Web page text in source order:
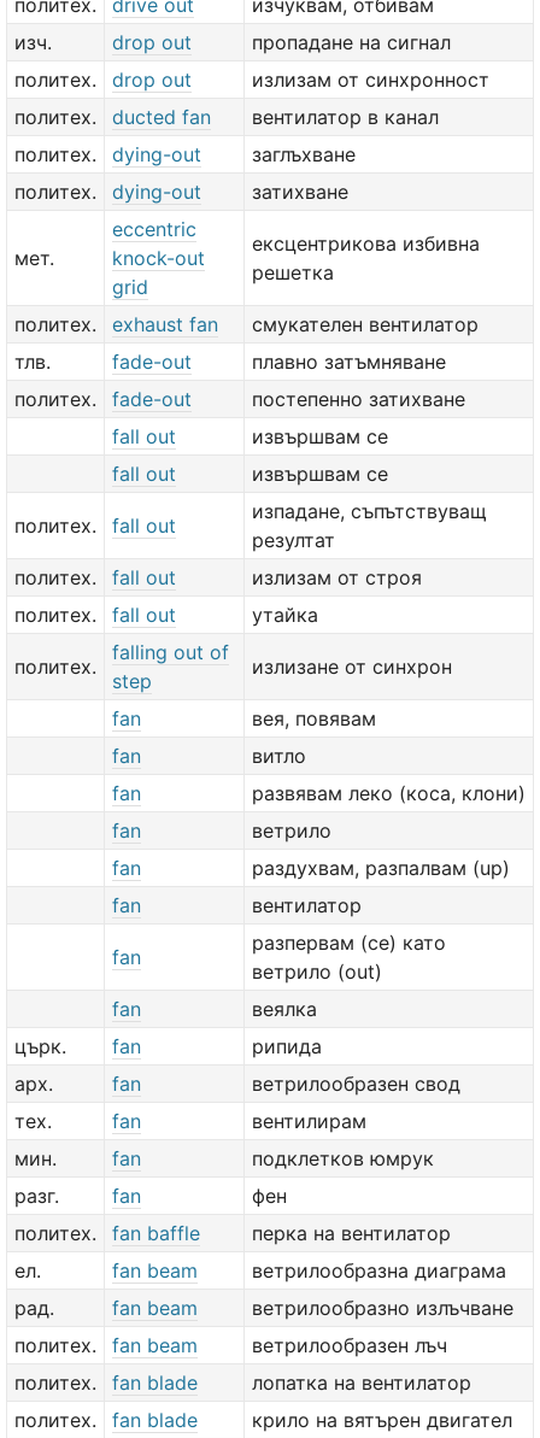
политех. drive out
изчуквам, отбивам
изч.
drop out
пропадане на сигнал
политех.
drop out
излизам от синхронност
политех.
ducted fan
вентилатор в канал
политех.
dying-out
заглъхване
политех.
dying-out затихване
мет.
eccentric
knock-out
grid
ексцентрикова избивна
решетка
политех. exhaust fan
смукателен вентилатор
тлв.
fade-out
плавно затъмняване
политех.
fade-out
постепенно затихване
fall out
извършвам се
fall out
извършвам се
политех. fall out
изпадане, съпътствуващ
резултат
политех.
fall out
излизам от строя
политех.
fall out утайка
политех.
falling out of
step
излизане от синхрон
fan
вея, повявам
fan
витло
fan
развявам леко (коса, клони)
fan
ветрило
fan
раздухвам, разпалвам (up)
fan
вентилатор
fan
разпервам (се) като
ветрило (out)
fan
веялка
църк.
fan
рипида
арх.
fan
ветрилообразен свод
тех.
fan
вентилирам
мин.
fan
подклетков юмрук
разг.
fan
фен
политех.
fan baffle
перка на вентилатор
ел.
fan beam
ветрилообразна диаграма
рад.
fan beam
ветрилообразно излъчване
политех.
fan beam
ветрилообразен лъч
политех.
fan blade
лопатка на вентилатор
политех.
fan blade
крило на вятърен двигател